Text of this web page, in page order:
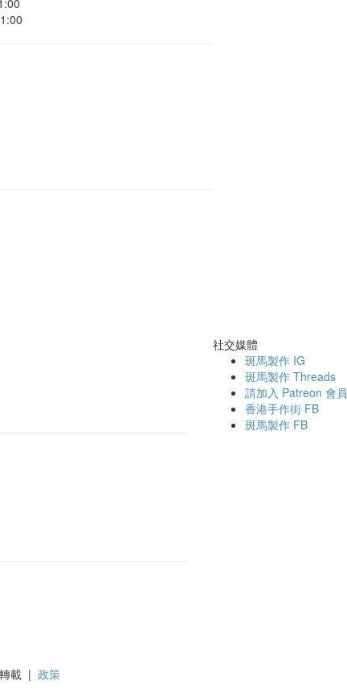
社交媒體
斑馬製作 IG
斑馬製作 Threads
請加入 Patreon 會員
香港手作街 FB
斑馬製作 FB
載 | 政策